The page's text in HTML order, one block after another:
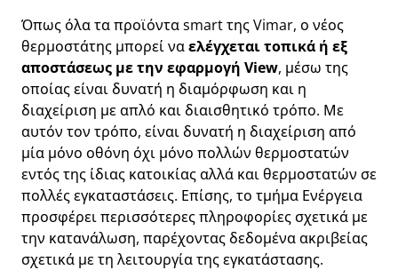
Όπως όλα τα προϊόντα smart της Vimar, ο νέος
θερμοστάτης μπορεί ναελέγχεται τοπικά ή εξ
αποστάσεως με την εφαρμογή View, μέσω της
οποίας είναι δυνατή η διαμόρφωση και η
διαχείριση με απλό και διαισθητικό τρόπο. Με
αυτόν τον τρόπο, είναι δυνατή η διαχείριση από
μία μόνο οθόνη όχι μόνο πολλών θερμοστατών
εντός της ίδιας κατοικίας αλλά και θερμοστατών σε
πολλές εγκαταστάσεις. Επίσης, το τμήμα Ενέργεια
προσφέρει περισσότερες πληροφορίες σχετικά με
την κατανάλωση, παρέχοντας δεδομένα ακριβείας
σχετικά με τη λειτουργία της εγκατάστασης.